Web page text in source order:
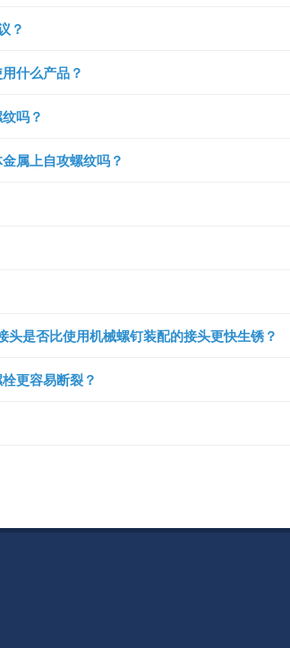
？
什么产品？
吗？
属上自攻螺纹吗？
头是否比使用机械螺钉装配的接头更快生锈？
更容易断裂？